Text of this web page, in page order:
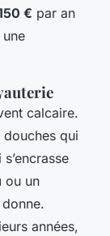
€ par an
calcaire.
douches qui
ou un
années,